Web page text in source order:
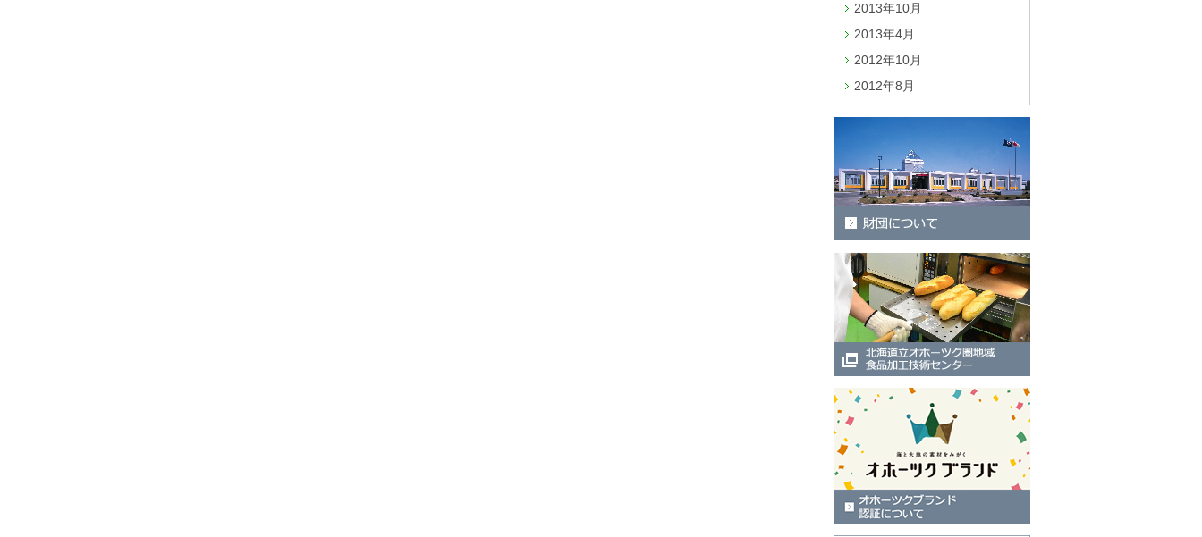
2013年10月
2013年4月
2012年10月
2012年8月